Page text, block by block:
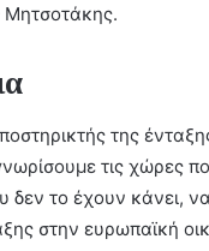
Μητσοτάκης.
της
τις χώρες
δεν το έχουν κάνει,
στην ευρωπαϊκή